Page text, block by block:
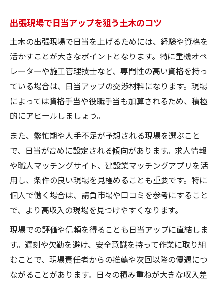
現場ごとの日当や手当の違いを知る方法
土木出張求人の待遇比較で失敗しない選択
職人マッチングアプリ活用の待遇向上術
土木現場の都市部と地方待遇差の活かし方
手取りを伸ばす土木出張の賢い働き方
土木出張で手取りを増やす働き方のコツ
資格取得で土木の手取りアップを目指す道
建設マッチングサイトで高収入土木求人獲
得法
請負市場を活かした土木出張の収入戦略
土木現場で残業・夜勤手当を活かす方法
出張現場で日当アップを狙う土木のコツ
土木の出張現場で日当を上げるためには、経験や資格を
活かすことが大きなポイントとなります。特に重機オペ
レーターや施工管理技士など、専門性の高い資格を持っ
ている場合は、日当アップの交渉材料になります。現場
によっては資格手当や役職手当も加算されるため、積極
的にアピールしましょう。
また、繁忙期や人手不足が予想される現場を選ぶこと
で、日当が高めに設定される傾向があります。求人情報
や職人マッチングサイト、建設業マッチングアプリを活
用し、条件の良い現場を見極めることも重要です。特に
個人で働く場合は、請負市場や口コミを参考にすること
で、より高収入の現場を見つけやすくなります。
現場での評価や信頼を得ることも日当アップに直結しま
す。遅刻や欠勤を避け、安全意識を持って作業に取り組
むことで、現場責任者からの推薦や次回以降の優遇につ
ながることがあります。日々の積み重ねが大きな収入差